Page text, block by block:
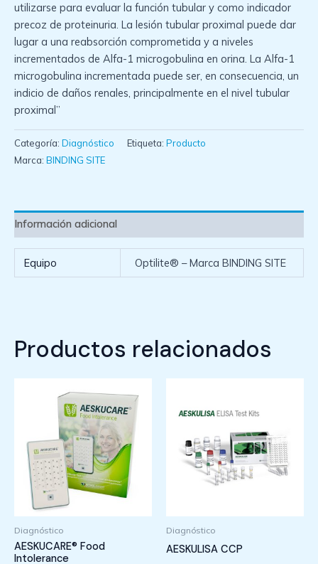
utilizarse para evaluar la función tubular y como indicador
precoz de proteinuria. La lesión tubular proximal puede dar
lugar a una reabsorción comprometida y a niveles
incrementados de Alfa-1 microgobulina en orina. La Alfa-1
microgobulina incrementada puede ser, en consecuencia, un
indicio de daños renales, principalmente en el nivel tubular
proximal”
Categoría: Diagnóstico Etiqueta: Producto
Marca: BINDING SITE
Información adicional
Equipo Optilite® – Marca BINDING SITE
Productos relacionados
Diagnóstico
AESKUCARE® Food
Intolerance
Diagnóstico
AESKULISA CCP